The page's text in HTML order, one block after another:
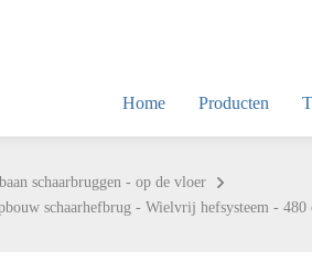
Home Producten
schaarbruggen - op de vloer
schaarhefbrug - Wielvrij hefsysteem -